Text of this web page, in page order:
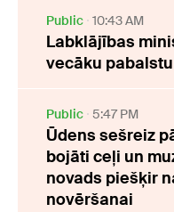
Public 10:43 AM
Labklājības
vecāku
Public 5:47 PM
Ūdens sešreiz
bojāti ceļi un
novads piešķir
novēršanai